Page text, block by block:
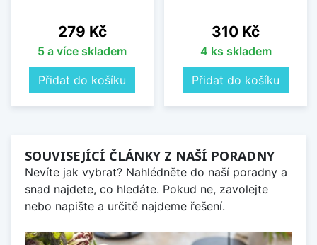
Cena
279 Kč
5 a více skladem
Přidat do košíku
Cena
310 Kč
4 ks skladem
Přidat do košíku
SOUVISEJÍCÍ ČLÁNKY Z NAŠÍ PORADNY
Nevíte jak vybrat? Nahlédněte do naší poradny a
snad najdete, co hledáte. Pokud ne, zavolejte
nebo napište a určitě najdeme řešení.